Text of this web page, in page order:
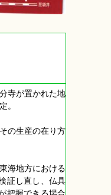
寺が置かれた地
。
の生産の在り方
海地方における
証し直し、仏具